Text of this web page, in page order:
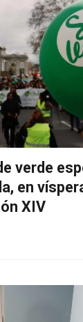
verde
en
XIV